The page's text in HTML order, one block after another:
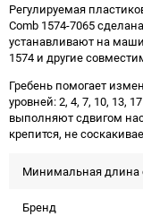
Регулируемая
Comb 1574-7065
устанавливают на
1574 и другие
Гребень помогает
уровней: 2, 4, 7, 10, 13,
выполняют сдвигом
крепится, не
Минимальная длина
Бренд